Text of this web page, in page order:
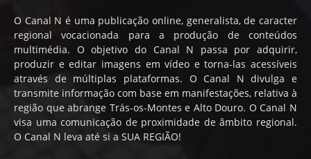
O Canal N é uma publicação online, generalista, de caracter
regional vocacionada para a produção de conteúdos
multimédia. O objetivo do Canal N passa por adquirir,
produzir e editar imagens em vídeo e torna-las acessíveis
através de múltiplas plataformas. O Canal N divulga e
transmite informação com base em manifestações, relativa à
região que abrange Trás-os-Montes e Alto Douro. O Canal N
visa uma comunicação de proximidade de âmbito regional.
O Canal N leva até si a SUA REGIÃO!